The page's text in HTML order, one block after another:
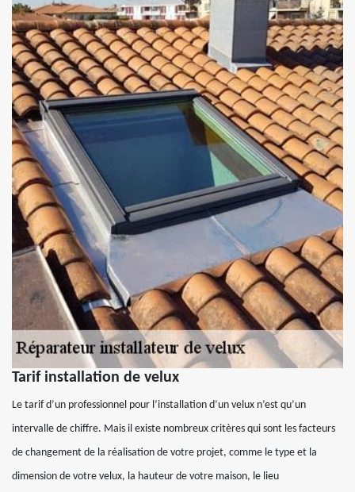
Tarif installation de velux
Le tarif d’un professionnel pour l’installation d’un velux n’est qu’un
intervalle de chiffre. Mais il existe nombreux critères qui sont les facteurs
de changement de la réalisation de votre projet, comme le type et la
dimension de votre velux, la hauteur de votre maison, le lieu